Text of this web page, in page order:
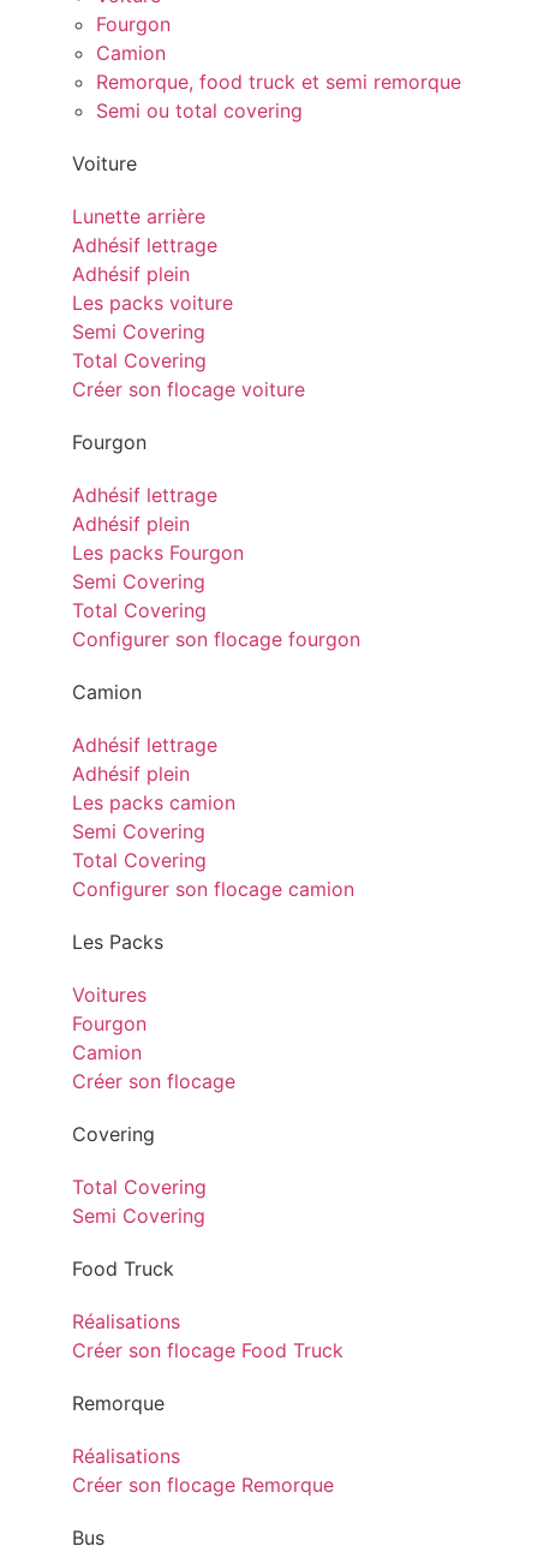
Fourgon
Camion
Remorque, food truck et semi remorque
Semi ou total covering
Voiture
Lunette arrière
Adhésif lettrage
Adhésif plein
Les packs voiture
Semi Covering
Total Covering
Créer son flocage voiture
Fourgon
Adhésif lettrage
Adhésif plein
Les packs Fourgon
Semi Covering
Total Covering
Configurer son flocage fourgon
Camion
Adhésif lettrage
Adhésif plein
Les packs camion
Semi Covering
Total Covering
Configurer son flocage camion
Les Packs
Voitures
Fourgon
Camion
Créer son flocage
Covering
Total Covering
Semi Covering
Food Truck
Réalisations
Créer son flocage Food Truck
Remorque
Réalisations
Créer son flocage Remorque
Bus